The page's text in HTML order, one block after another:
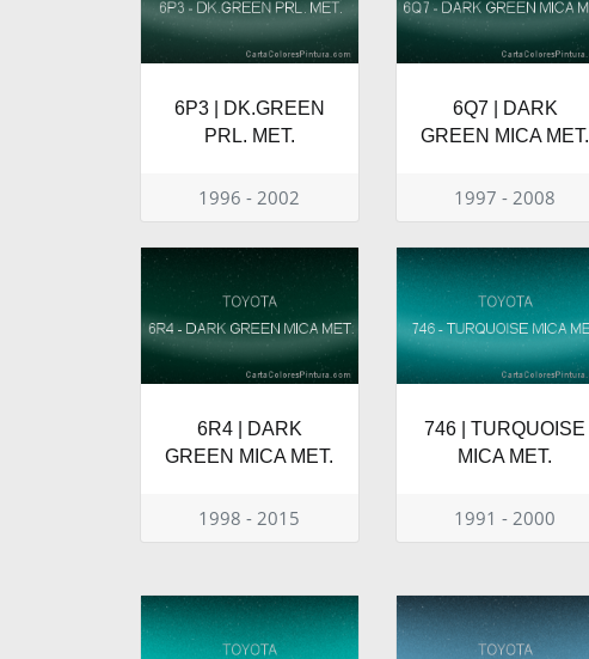
6P3 | DK.GREEN
PRL. MET.
1996 - 2002
6Q7 | DARK
GREEN MICA MET.
1997 - 2008
6R4 | DARK
GREEN MICA MET.
1998 - 2015
746 | TURQUOISE
MICA MET.
1991 - 2000